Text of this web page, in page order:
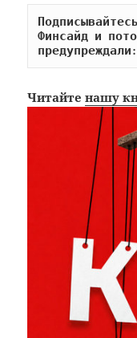
Финсайд и
Читайтенашу